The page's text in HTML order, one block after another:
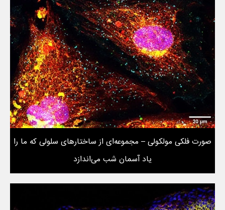
صورت فلکی مولکولی – مجموعه‌ای از ساختارهای سلولی که ما را
یاد آسمان شب می‌اندازد